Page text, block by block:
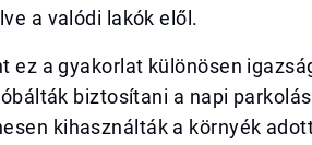
a valódi lakók elől.
ez a gyakorlat különösen
biztosítani a napi
kihasználták a környék